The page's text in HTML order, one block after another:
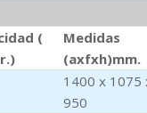
(
Medidas
(axfxh)mm.
1400 x 1075
950